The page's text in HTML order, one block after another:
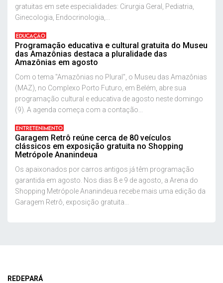
gratuitas em sete especialidades: Cirurgia Geral, Pediatria,
Ginecologia, Endocrinologia,...
EDUCAÇÃO
Programação educativa e cultural gratuita do Museu
das Amazônias destaca a pluralidade das
Amazônias em agosto
Com o tema "Amazônias no Plural", o Museu das Amazônias
(MAZ), no Complexo Porto Futuro, em Belém, abre sua
programação cultural e educativa de agosto neste domingo
(9). A agenda começa com a contação...
ENTRETENIMENTO
Garagem Retrô reúne cerca de 80 veículos
clássicos em exposição gratuita no Shopping
Metrópole Ananindeua
Os apaixonados por carros antigos já têm programação
garantida em agosto. Nos dias 8 e 9 de agosto, a Arena do
Shopping Metrópole Ananindeua recebe mais uma edição da
Garagem Retrô, exposição gratuita...
REDEPARÁ